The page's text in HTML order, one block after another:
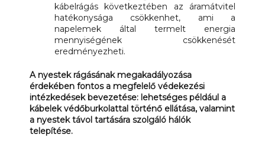
kábelrágás következtében az áramátvitel
hatékonysága csökkenhet, ami a
napelemek által termelt energia
mennyiségének csökkenését
eredményezheti.
A nyestek rágásának megakadályozása
érdekében fontos a megfelelő védekezési
intézkedések bevezetése: lehetséges például a
kábelek védőburkolattal történő ellátása, valamint
a nyestek távol tartására szolgáló hálók
telepítése.